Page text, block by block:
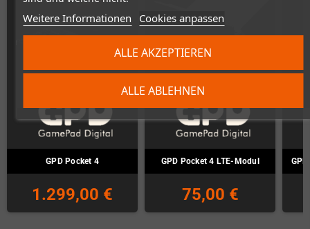
Weitere Informationen Cookies anpassen
ALLE ABLEHNEN
ALLE AKZEPTIEREN
GPD Pocket 4
1.299,00 €
GPD Pocket 4 LTE-Modul
75,00 €